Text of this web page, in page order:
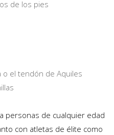
de los pies
o el tendón de Aquiles
personas de cualquier edad
con atletas de élite como